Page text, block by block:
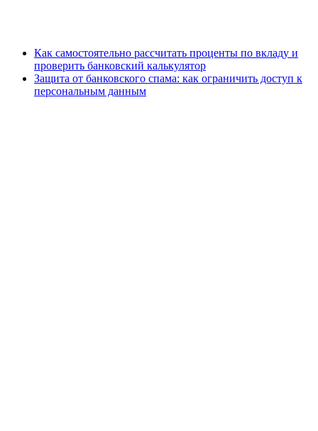
Как самостоятельно рассчитать проценты по вкладу и
проверить банковский калькулятор
Защита от банковского спама: как ограничить доступ к
персональным данным